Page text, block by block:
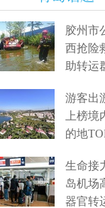
胶州市
西抢险
助转运
游客出
上榜境
的地
生命接
岛机场
器官转